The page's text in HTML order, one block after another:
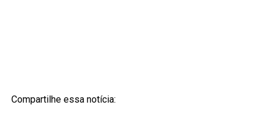
Compartilhe essa notícia: